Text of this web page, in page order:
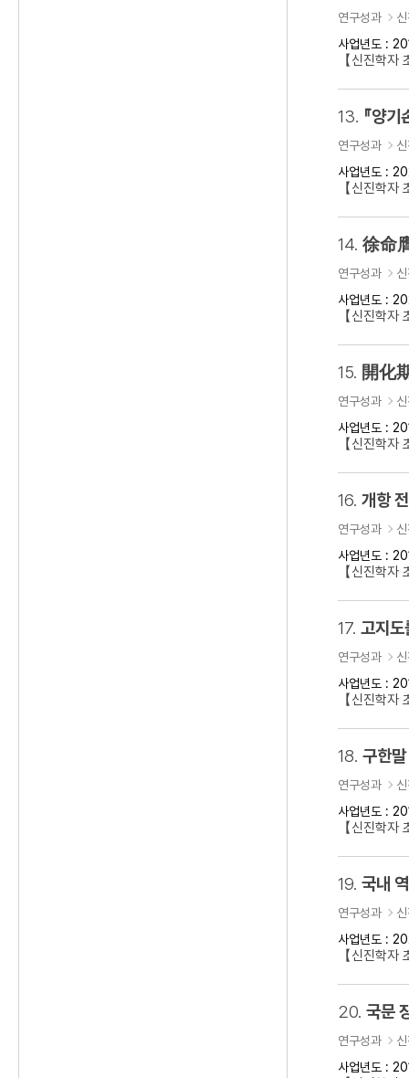
연구성과
사업년도 :
【신진학
13. 『양
연구성과
사업년도 :
【신진학
14.
연구성과
사업년도 :
【신진학
15. 開化
연구성과
사업년도 :
【신진학
16. 개항
연구성과
사업년도 :
【신진학
17. 고지도
연구성과
사업년도 :
【신진학
18. 구한
연구성과
사업년도 :
【신진학
19. 국내
연구성과
사업년도 :
【신진학
20. 국문
연구성과
사업년도 :